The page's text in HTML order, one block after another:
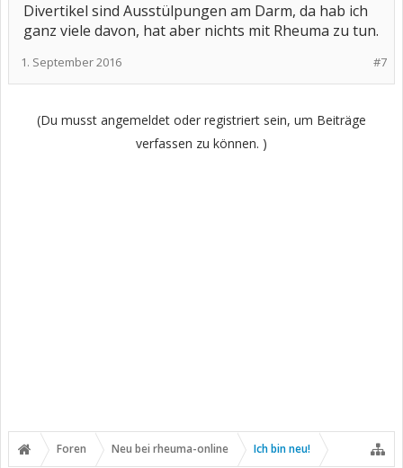
Divertikel sind Ausstülpungen am Darm, da hab ich
ganz viele davon, hat aber nichts mit Rheuma zu tun.
#7
1. September 2016
(Du musst angemeldet oder registriert sein, um Beiträge
verfassen zu können. )
Foren Neu bei rheuma-online Ich bin neu!